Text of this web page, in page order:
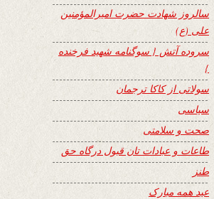
سالروز شهادت حضرت امیرالمؤمنین
علی (ع)
سروده آتش { سوگنامه شهید فرخنده
}
سولاتی از کاکا ترجمان
سیاسی
صحت و سلامتی
طاعات و عبادات تان قبول درگاه حق
طنز
عید همه مبارک